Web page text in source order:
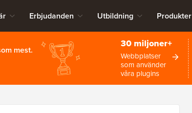
Erbjudanden Utbildning Produkter
mest.
30 miljoner+
Webbplatser
som använder
våra plugins